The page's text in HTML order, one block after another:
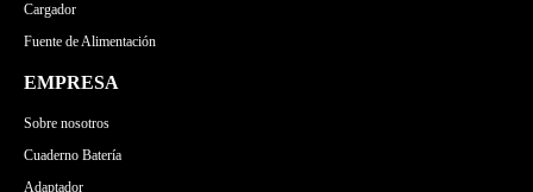
Cargador
Fuente de Alimentación
EMPRESA
Sobre nosotros
Cuaderno Batería
Adaptador